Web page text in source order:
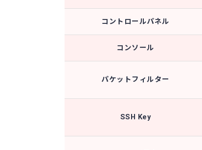
コントロールパネル
コンソール
パケットフィルター
SSH Key